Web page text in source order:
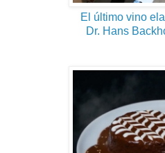
El último vino
Dr. Hans